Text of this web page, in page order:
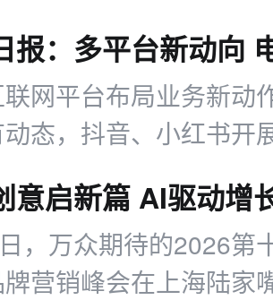
网平台布局业务新动
态，抖音、小红书开
，万众期待的2026
营销峰会在上海陆家